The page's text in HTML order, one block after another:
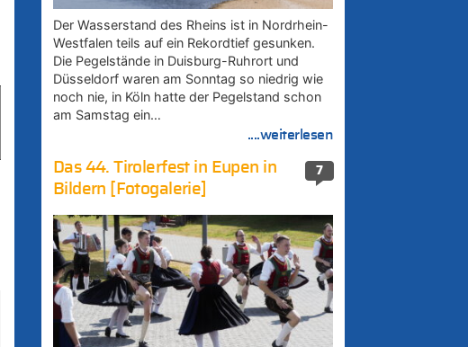
Der Wasserstand des Rheins ist in Nordrhein-
Westfalen teils auf ein Rekordtief gesunken.
Die Pegelstände in Duisburg-Ruhrort und
Düsseldorf waren am Sonntag so niedrig wie
noch nie, in Köln hatte der Pegelstand schon
am Samstag ein…
....weiterlesen
7
Das 44. Tirolerfest in Eupen in
Bildern [Fotogalerie]